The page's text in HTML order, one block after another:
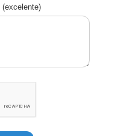
(excelente)